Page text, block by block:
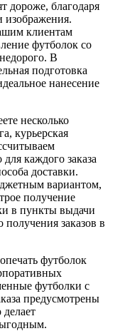
дороже, благодаря
изображения.
клиентам
футболок со
В
подготовка
нанесение
несколько
курьерская
каждого заказа
доставки.
вариантом,
получение
в пункты выдачи
получения заказов в
футболок
футболки с
предусмотрены